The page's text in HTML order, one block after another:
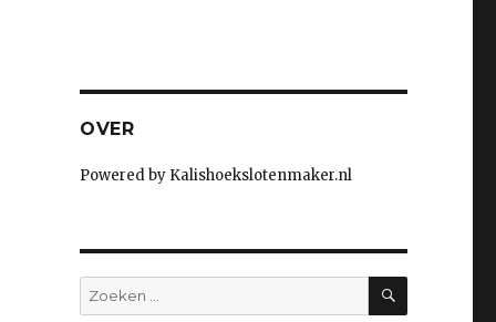
OVER
Powered by Kalishoekslotenmaker.nl
Search
for:
SEARCH